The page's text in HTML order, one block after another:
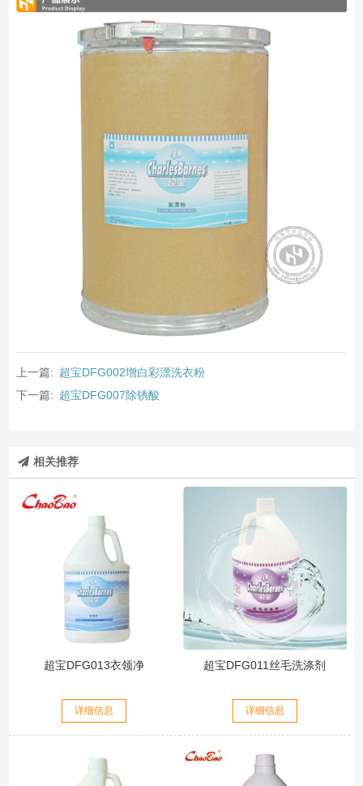
上一篇: 超宝DFG002增白彩漂洗衣粉
下一篇: 超宝DFG007除锈酸
相关推荐
超宝DFG013衣领净
详细信息
超宝DFG011丝毛洗涤剂
详细信息